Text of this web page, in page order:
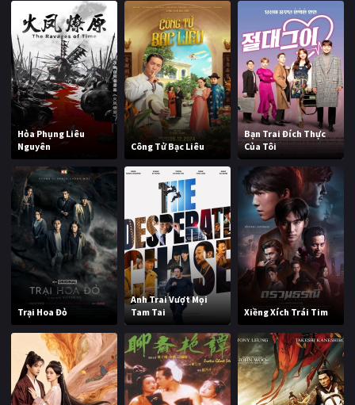
Hỏa Phụng Liêu
Nguyên
Công Tử Bạc Liêu
Bạn Trai Đích Thực
Của Tôi
Trại Hoa Đỏ
Anh Trai Vượt Mọi
Tam Tai
Xiềng Xích Trái Tim